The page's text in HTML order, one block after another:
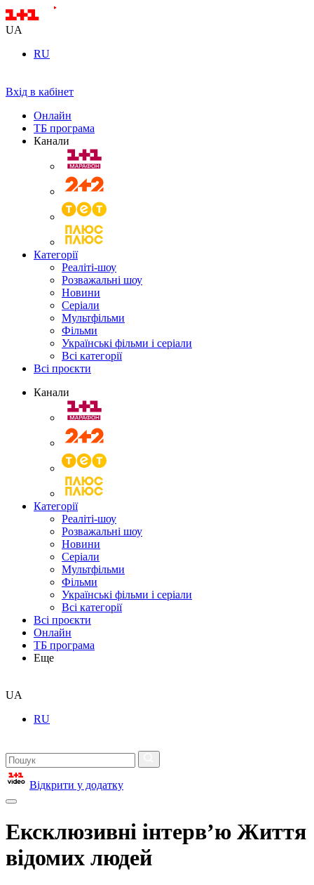
UA
RU
Вхід в кабінет
Онлайн
ТБ програма
Канали
Категорії
Реаліті-шоу
Розважальні шоу
Новини
Серіали
Мультфільми
Фільми
Українські фільми і серіали
Всі категорії
Всі проєкти
Канали
Категорії
Реаліті-шоу
Розважальні шоу
Новини
Серіали
Мультфільми
Фільми
Українські фільми і серіали
Всі категорії
Всі проєкти
Онлайн
ТБ програма
Еще
UA
RU
Відкрити у додатку
Ексклюзивні інтерв’ю Життя
відомих людей